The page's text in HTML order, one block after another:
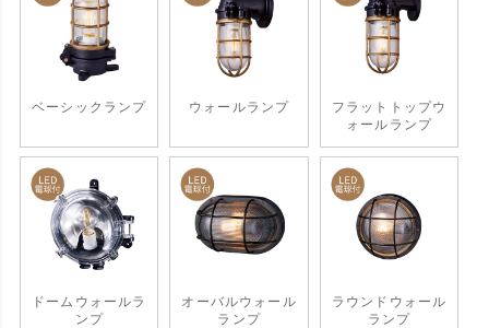
ベーシックランプ ウォールランプ
フラットトップウ
ォールランプ
ドームウォールラ
ンプ
オーバルウォール
ランプ
ラウンドウォール
ランプ